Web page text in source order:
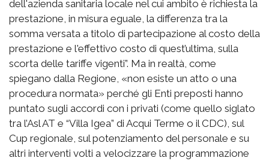
dell'azienda sanitaria locale nel cui ambito è richiesta la
prestazione, in misura eguale, la differenza tra la
somma versata a titolo di partecipazione al costo della
prestazione e l'effettivo costo di quest’ultima, sulla
scorta delle tariffe vigenti”. Ma in realtà, come
spiegano dalla Regione, «non esiste un atto o una
procedura normata» perché gli Enti preposti hanno
puntato sugli accordi con i privati (come quello siglato
tra l’Asl AT e “Villa Igea” di Acqui Terme o il CDC), sul
Cup regionale, sul potenziamento del personale e su
altri interventi volti a velocizzare la programmazione